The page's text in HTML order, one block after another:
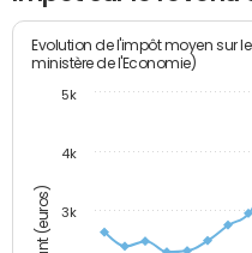
Evolution de l'impôt moyen sur
ministère de l'Economie)
3k
4k
5k